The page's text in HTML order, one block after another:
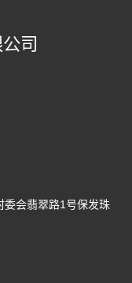
司
委会翡翠路1号保发珠